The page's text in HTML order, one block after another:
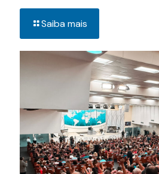
Saiba mais